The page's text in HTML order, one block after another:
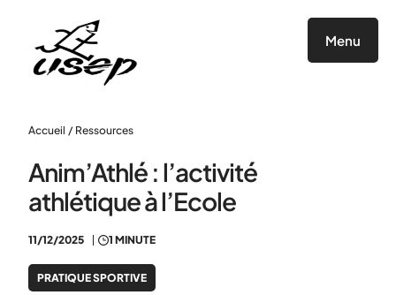
Menu
Accueil / Ressources
Anim’Athlé : l’activité
athlétique à l’Ecole
11/12/2025 1 MINUTE
PRATIQUE SPORTIVE